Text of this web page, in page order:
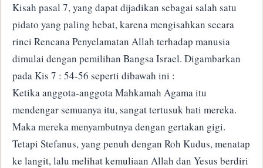
Kisah pasal 7, yang dapat dijadikan sebagai salah satu
pidato yang paling hebat, karena mengisahkan secara
rinci Rencana Penyelamatan Allah terhadap manusia
dimulai dengan pemilihan Bangsa Israel. Digambarkan
pada Kis 7 : 54-56 seperti dibawah ini :
Ketika anggota-anggota Mahkamah Agama itu
mendengar semuanya itu, sangat tertusuk hati mereka.
Maka mereka menyambutnya dengan gertakan gigi.
Tetapi Stefanus, yang penuh dengan Roh Kudus, menatap
ke langit, lalu melihat kemuliaan Allah dan Yesus berdiri